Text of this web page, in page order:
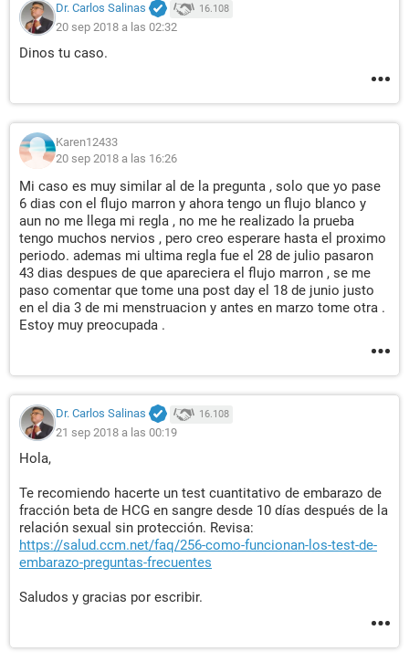
Dr. Carlos Salinas 16.108
20 sep 2018 a las 02:32
Dinos tu caso.
Karen12433
20 sep 2018 a las 16:26
Mi caso es muy similar al de la pregunta , solo que yo pase
6 dias con el flujo marron y ahora tengo un flujo blanco y
aun no me llega mi regla , no me he realizado la prueba
tengo muchos nervios , pero creo esperare hasta el proximo
periodo. ademas mi ultima regla fue el 28 de julio pasaron
43 dias despues de que apareciera el flujo marron , se me
paso comentar que tome una post day el 18 de junio justo
en el dia 3 de mi menstruacion y antes en marzo tome otra .
Estoy muy preocupada .
Dr. Carlos Salinas 16.108
21 sep 2018 a las 00:19
Hola,
Te recomiendo hacerte un test cuantitativo de embarazo de
fracción beta de HCG en sangre desde 10 días después de la
relación sexual sin protección. Revisa:
https://salud.ccm.net/faq/256-como-funcionan-los-test-de-
embarazo-preguntas-frecuentes
Saludos y gracias por escribir.